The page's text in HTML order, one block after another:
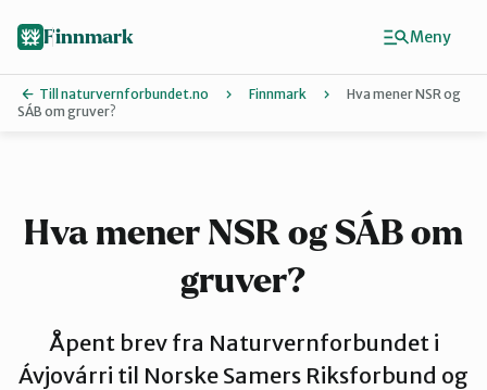
Porsangerfjorden
Sør-Varanger
Finnmark
Till naturvernforbundet.no Finnmark
Hva mener NSR og
SÁB om gruver?
Hva mener NSR og SÁB om
gruver?
Åpent brev fra Naturvernforbundet i
Ávjovárri til Norske Samers Riksforbund og